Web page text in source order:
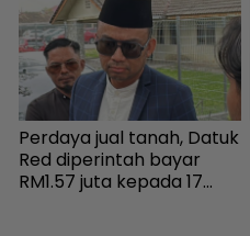
Perdaya jual tanah, Datuk
Red diperintah bayar
RM1.57 juta kepada 17